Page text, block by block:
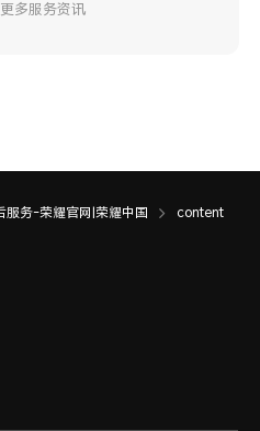
多服务资讯
服务-荣耀官网|荣耀中国 content